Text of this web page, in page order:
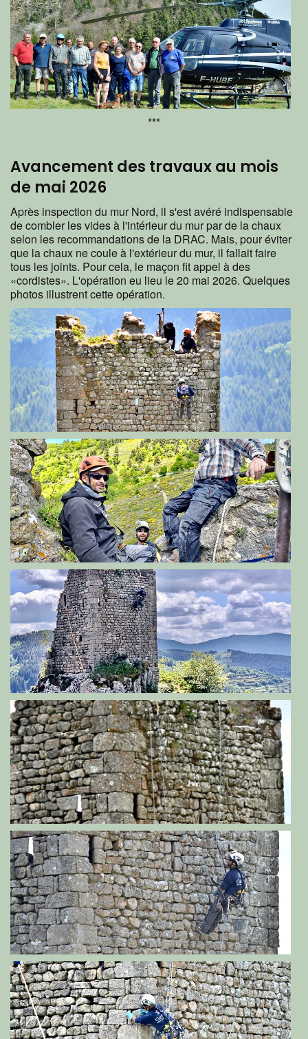
***
Avancement des travaux au mois
de mai 2026
Après inspection du mur Nord, il s'est avéré indispensable
de combler les vides à l'intérieur du mur par de la chaux
selon les recommandations de la DRAC. Mais, pour éviter
que la chaux ne coule à l'extérieur du mur, il fallait faire
tous les joints. Pour cela, le maçon fit appel à des
«cordistes». L'opération eu lieu le 20 mai 2026. Quelques
photos illustrent cette opération.